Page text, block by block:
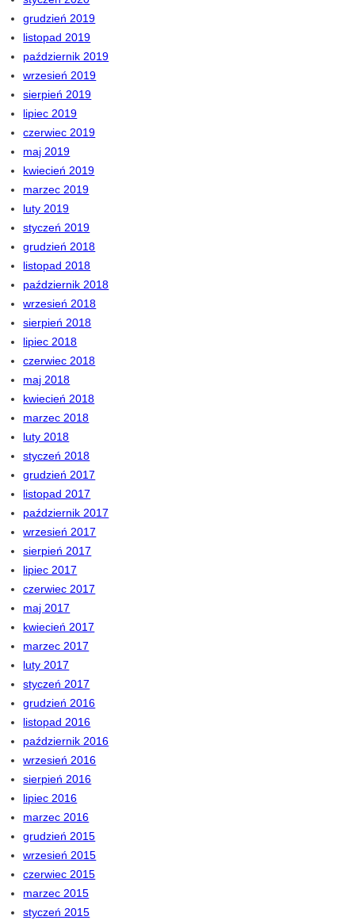
grudzień 2019
listopad 2019
październik 2019
wrzesień 2019
sierpień 2019
lipiec 2019
czerwiec 2019
maj 2019
kwiecień 2019
marzec 2019
luty 2019
styczeń 2019
grudzień 2018
listopad 2018
październik 2018
wrzesień 2018
sierpień 2018
lipiec 2018
czerwiec 2018
maj 2018
kwiecień 2018
marzec 2018
luty 2018
styczeń 2018
grudzień 2017
listopad 2017
październik 2017
wrzesień 2017
sierpień 2017
lipiec 2017
czerwiec 2017
maj 2017
kwiecień 2017
marzec 2017
luty 2017
styczeń 2017
grudzień 2016
listopad 2016
październik 2016
wrzesień 2016
sierpień 2016
lipiec 2016
marzec 2016
grudzień 2015
wrzesień 2015
czerwiec 2015
marzec 2015
styczeń 2015